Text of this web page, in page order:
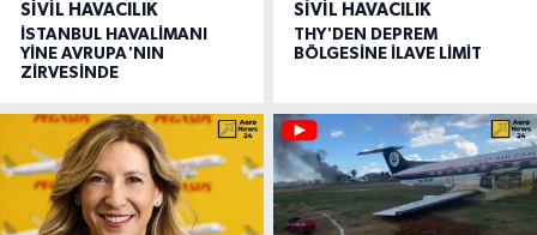
SIVIL HAVACILIK
İSTANBUL HAVALİMANI
YİNE AVRUPA'NIN
ZİRVESİNDE
SIVIL HAVACILIK
THY'DEN DEPREM
BÖLGESİNE İLAVE LİMİT